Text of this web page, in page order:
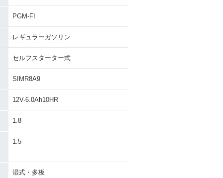
PGM-FI
レギュラーガソリン
セルフスターター式
SIMR8A9
12V-6.0Ah10HR
1.8
1.5
湿式・多板